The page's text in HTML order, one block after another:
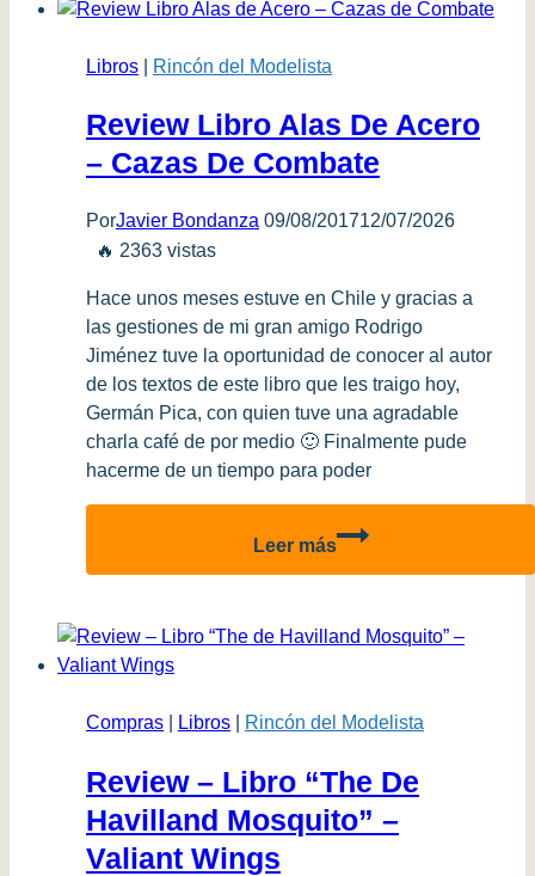
Cono
Libros Rincón del Modelista
Review Libro Alas De Acero
– Cazas De Combate
PorJavier Bondanza 09/08/201712/07/2026
🔥 2363 vistas
Hace unos meses estuve en Chile y gracias a
las gestiones de mi gran amigo Rodrigo
Jiménez tuve la oportunidad de conocer al autor
de los textos de este libro que les traigo hoy,
Germán Pica, con quien tuve una agradable
charla café de por medio 🙂 Finalmente pude
hacerme de un tiempo para poder
Leer más
Review
Acero
de
Compras Libros Rincón del Modelista
Review – Libro “The De
Havilland Mosquito” –
Valiant Wings